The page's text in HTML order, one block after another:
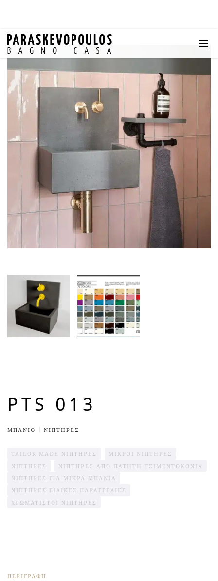
PTS 013
ΜΠΆΝΙΟ ΝΙΠΤΗΡΕΣ
TAILOR MADE ΝΙΠΤΉΡΕΣ
ΜΙΚΡΟΊ ΝΙΠΤΉΡΕΣ
ΝΙΠΤΗΡΕΣ
ΝΙΠΤΉΡΕΣ ΑΠΌ ΠΑΤΗΤΗ ΤΣΙΜΕΝΤΟΚΟΝΊΑ
ΝΙΠΤΗΡΕΣ ΓΙΑ ΜΙΚΡΑ ΜΠΑΝΙΑ
ΝΙΠΤΉΡΕΣ ΕΙΔΙΚΈΣ ΠΑΡΑΓΓΕΛΊΕΣ
ΧΡΩΜΑΤΙΣΤΟΙ ΝΙΠΤΗΡΕΣ
ΠΕΡΙΓΡΑΦΉ